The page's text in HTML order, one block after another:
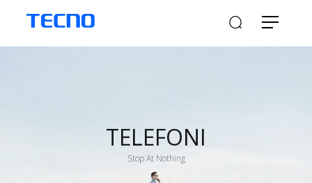
TELEFONI
Stop At Nothing